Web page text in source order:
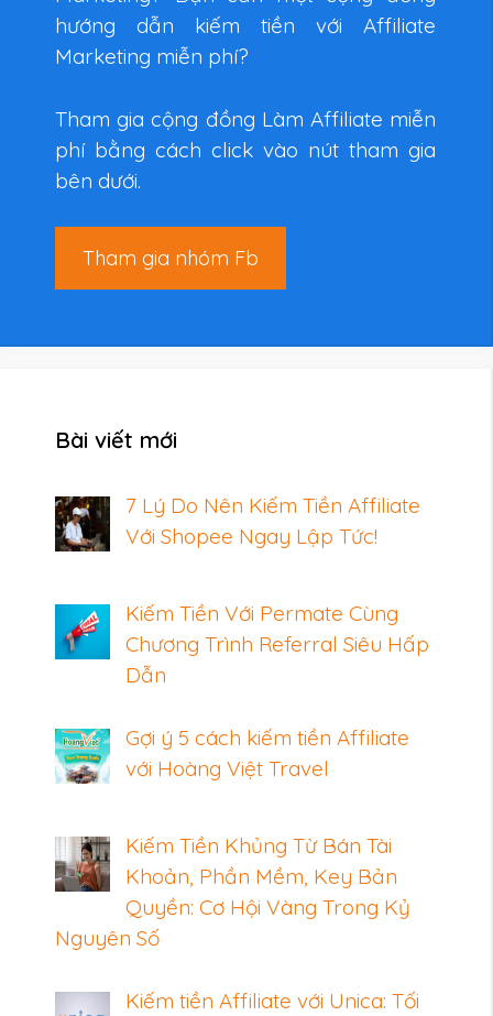
hướng dẫn kiếm tiền với Affiliate
Marketing miễn phí?
Tham gia cộng đồng Làm Affiliate miễn
phí bằng cách click vào nút tham gia
bên dưới.
Tham gia nhóm Fb
Bài viết mới
7 Lý Do Nên Kiếm Tiền Affiliate
Với Shopee Ngay Lập Tức!
Kiếm Tiền Với Permate Cùng
Chương Trình Referral Siêu Hấp
Dẫn
Gợi ý 5 cách kiếm tiền Affiliate
với Hoàng Việt Travel
Kiếm Tiền Khủng Từ Bán Tài
Khoản, Phần Mềm, Key Bản
Quyền: Cơ Hội Vàng Trong Kỷ
Nguyên Số
Kiếm tiền Affiliate với Unica: Tối